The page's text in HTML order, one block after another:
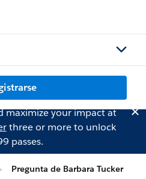
maximize your impact at
three or more to unlock
passes.
Pregunta de Barbara Tucker